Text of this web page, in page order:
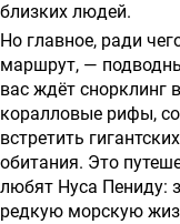
близких людей.
Но главное, ради
маршрут, —
вас ждёт снорклинг
коралловые рифы,
встретить
обитания. Это
любят Нуса Пениду:
редкую морскую